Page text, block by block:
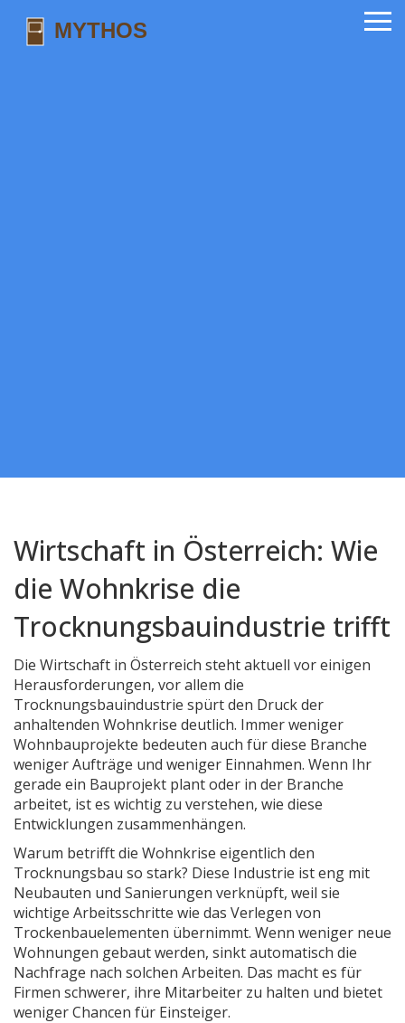
Wirtschaft in Österreich: Wie
die Wohnkrise die
Trocknungsbauindustrie trifft
Die Wirtschaft in Österreich steht aktuell vor einigen
Herausforderungen, vor allem die
Trocknungsbauindustrie spürt den Druck der
anhaltenden Wohnkrise deutlich. Immer weniger
Wohnbauprojekte bedeuten auch für diese Branche
weniger Aufträge und weniger Einnahmen. Wenn Ihr
gerade ein Bauprojekt plant oder in der Branche
arbeitet, ist es wichtig zu verstehen, wie diese
Entwicklungen zusammenhängen.
Warum betrifft die Wohnkrise eigentlich den
Trocknungsbau so stark? Diese Industrie ist eng mit
Neubauten und Sanierungen verknüpft, weil sie
wichtige Arbeitsschritte wie das Verlegen von
Trockenbauelementen übernimmt. Wenn weniger neue
Wohnungen gebaut werden, sinkt automatisch die
Nachfrage nach solchen Arbeiten. Das macht es für
Firmen schwerer, ihre Mitarbeiter zu halten und bietet
weniger Chancen für Einsteiger.